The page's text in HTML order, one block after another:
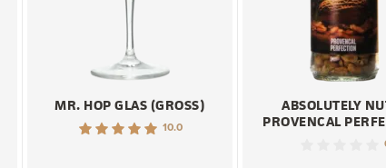
MR. HOP GLAS (GROSS)
10.0
ABSOLUTELY
PROVENCAL